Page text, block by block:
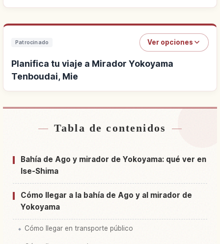
Patrocinado Ver opciones
Planifica tu viaje a Mirador Yokoyama
Tenboudai, Mie
Buscar alojamiento cerca de Mirador
Buscar experiencias en Mirador Yokoyama
Tabla de contenidos
Bahía de Ago y mirador de Yokoyama: qué ver en
Ise-Shima
Cómo llegar a la bahía de Ago y al mirador de
Yokoyama
Cómo llegar en transporte público